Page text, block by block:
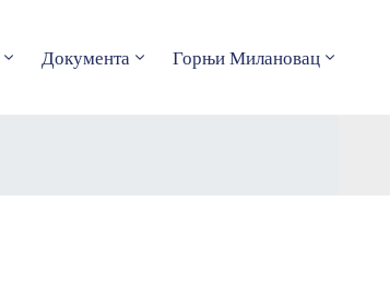
Документа Горњи Милановац